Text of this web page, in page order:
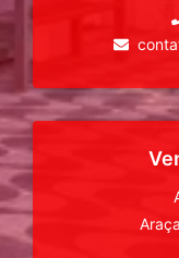
Araça